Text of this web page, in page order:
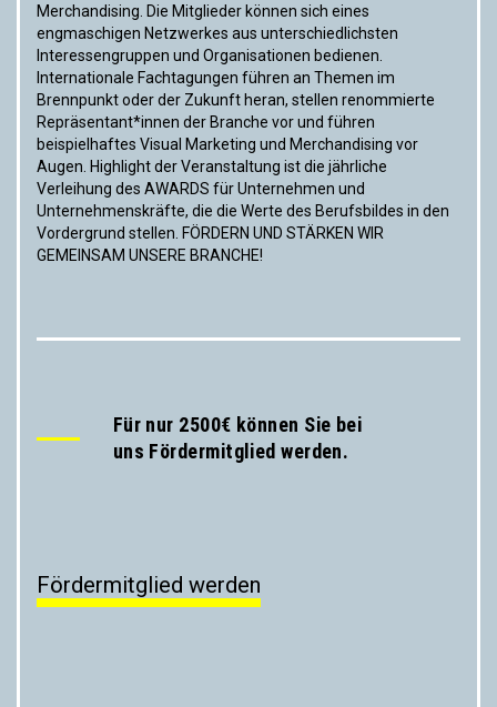
Merchandising. Die Mitglieder können sich eines
engmaschigen Netzwerkes aus unterschiedlichsten
Interessengruppen und Organisationen bedienen.
Internationale Fachtagungen führen an Themen im
Brennpunkt oder der Zukunft heran, stellen renommierte
Repräsentant*innen der Branche vor und führen
beispielhaftes Visual Marketing und Merchandising vor
Augen. Highlight der Veranstaltung ist die jährliche
Verleihung des AWARDS für Unternehmen und
Unternehmenskräfte, die die Werte des Berufsbildes in den
Vordergrund stellen. FÖRDERN UND STÄRKEN WIR
GEMEINSAM UNSERE BRANCHE!
Für nur 2500€ können Sie bei
uns Fördermitglied werden.
Fördermitglied werden